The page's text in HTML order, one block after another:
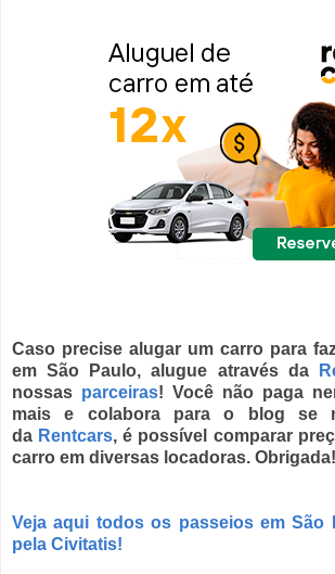
Caso precise alugar um carro para
em São Paulo, alugue através da
nossas parceiras! Você não paga
mais e colabora para o blog se
da Rentcars, é possível comparar
carro em diversas locadoras. Obrigada!
Veja aqui todos os passeios em São
pela Civitatis!